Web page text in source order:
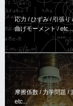
応力 / ひずみ / 引張り
曲げモーメント /etc...
摩擦係数 / 力学問題 /
etc...